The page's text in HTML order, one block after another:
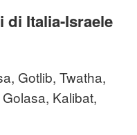
Italia-Israele
Gotlib, Twatha,
Kalibat,